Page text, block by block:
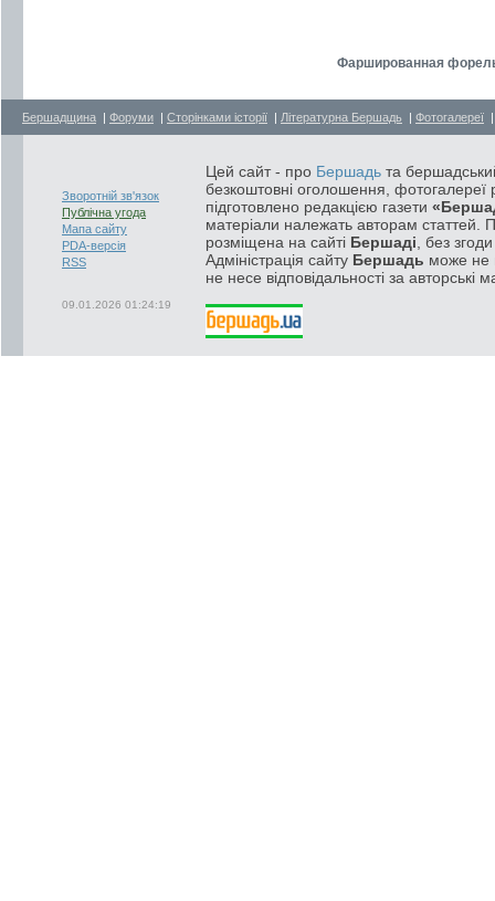
Фаршированная
Бершадщина | Форуми | Сторінками історії | Літературна Бершадь | Фотогалереї
Зворотній зв'язок
Публічна угода
Мапа сайту
PDA-версія
RSS
09.01.2026 01:24:19
Цей сайт - про Бершадь та
безкоштовні оголошення, фотогалереї
підготовлено редакцією газети
матеріали належать авторам статтей.
розміщена на сайті Бершаді , без
Адміністрація сайту Бершадь може не
не несе відповідальності за авторські